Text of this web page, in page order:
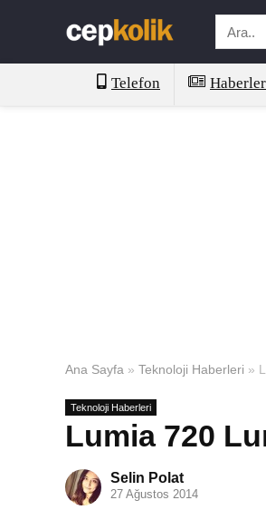
Telefon Haberler
Ana Sayfa » Teknoloji Haberleri »
Teknoloji Haberleri
Lumia 720
Selin Polat
27 Ağustos 2014